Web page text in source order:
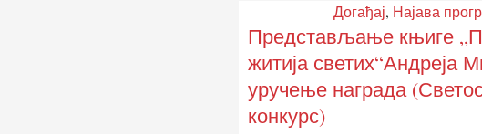
Догађај, Најава
Представљање књиге
житија светих“Андреја
уручење награда
конкурс)